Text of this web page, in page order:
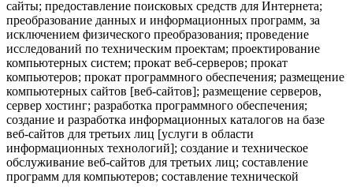
сайты; предоставление поисковых средств для Интернета;
преобразование данных и информационных программ, за
исключением физического преобразования; проведение
исследований по техническим проектам; проектирование
компьютерных систем; прокат веб-серверов; прокат
компьютеров; прокат программного обеспечения; размещение
компьютерных сайтов [веб-сайтов]; размещение серверов,
сервер хостинг; разработка программного обеспечения;
создание и разработка информационных каталогов на базе
веб-сайтов для третьих лиц [услуги в области
информационных технологий]; создание и техническое
обслуживание веб-сайтов для третьих лиц; составление
программ для компьютеров; составление технической